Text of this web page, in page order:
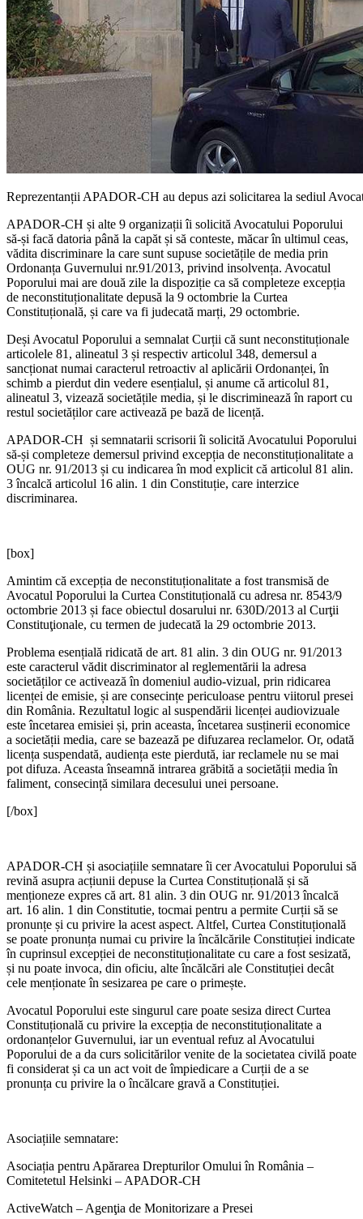
Reprezentanții APADOR-CH au depus azi solicitarea la sediul
APADOR-CH și alte 9 organizații îi solicită Avocatului Poporului
să-și facă datoria până la capăt și să conteste, măcar în ultimul ceas,
vădita discriminare la care sunt supuse societățile de media prin
Ordonanța Guvernului nr.91/2013, privind insolvența. Avocatul
Poporului mai are două zile la dispoziție ca să completeze excepția
de neconstituționalitate depusă la 9 octombrie la Curtea
Constituțională, și care va fi judecată marți, 29 octombrie.
Deși Avocatul Poporului a semnalat Curții că sunt neconstituționale
articolele 81, alineatul 3 și respectiv articolul 348, demersul a
sancționat numai caracterul retroactiv al aplicării Ordonanței, în
schimb a pierdut din vedere esențialul, și anume că articolul 81,
alineatul 3, vizează societățile media, și le discriminează în raport cu
restul societăților care activează pe bază de licență.
APADOR-CH și semnatarii scrisorii îi solicită Avocatului Poporului
să-și completeze demersul privind excepția de neconstituționalitate a
OUG nr. 91/2013 și cu indicarea în mod explicit că articolul 81 alin.
3 încalcă articolul 16 alin. 1 din Constituție, care interzice
discriminarea.
[box]
Amintim că excepția de neconstituționalitate a fost transmisă de
Avocatul Poporului la Curtea Constituțională cu adresa nr. 8543/9
octombrie 2013 și face obiectul dosarului nr. 630D/2013 al Curţii
Constituţionale, cu termen de judecată la 29 octombrie 2013.
Problema esențială ridicată de art. 81 alin. 3 din OUG nr. 91/2013
este caracterul vădit discriminator al reglementării la adresa
societăților ce activează în domeniul audio-vizual, prin ridicarea
licenței de emisie, și are consecințe periculoase pentru viitorul presei
din România. Rezultatul logic al suspendării licenței audiovizuale
este încetarea emisiei și, prin aceasta, încetarea susținerii economice
a societății media, care se bazează pe difuzarea reclamelor. Or, odată
licența suspendată, audiența este pierdută, iar reclamele nu se mai
pot difuza. Aceasta înseamnă intrarea grăbită a societății media în
faliment, consecință similara decesului unei persoane.
[/box]
APADOR-CH și asociațiile semnatare îi cer Avocatului Poporului să
revină asupra acțiunii depuse la Curtea Constituțională și să
menționeze expres că art. 81 alin. 3 din OUG nr. 91/2013 încalcă
art. 16 alin. 1 din Constitutie, tocmai pentru a permite Curții să se
pronunțe și cu privire la acest aspect. Altfel, Curtea Constituțională
se poate pronunța numai cu privire la încălcările Constituției indicate
în cuprinsul excepției de neconstituționalitate cu care a fost sesizată,
și nu poate invoca, din oficiu, alte încălcări ale Constituției decât
cele menționate în sesizarea pe care o primește.
Avocatul Poporului este singurul care poate sesiza direct Curtea
Constituțională cu privire la excepția de neconstituționalitate a
ordonanțelor Guvernului, iar un eventual refuz al Avocatului
Poporului de a da curs solicitărilor venite de la societatea civilă poate
fi considerat și ca un act voit de împiedicare a Curții de a se
pronunța cu privire la o încălcare gravă a Constituției.
Asociațiile semnatare:
Asociația pentru Apărarea Drepturilor Omului în România –
Comitetetul Helsinki – APADOR-CH
ActiveWatch – Agenţia de Monitorizare a Presei